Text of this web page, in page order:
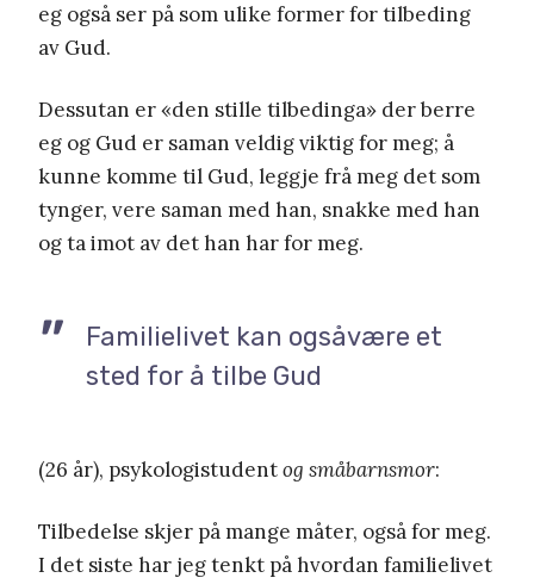
eg også ser på som ulike former for tilbeding
av Gud.
Dessutan er «den stille tilbedinga» der berre
eg og Gud er saman veldig viktig for meg; å
kunne komme til Gud, leggje frå meg det som
tynger, vere saman med han, snakke med han
og ta imot av det han har for meg.
Familielivet kan ogsåvære et
sted for å tilbe Gud
(26 år), psykologistudentog småbarnsmor:
Tilbedelse skjer på mange måter, også for meg.
I det siste har jeg tenkt på hvordan familielivet